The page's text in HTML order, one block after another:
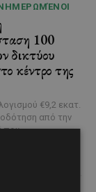
100
δικτύου
κέντρο της
€9,2 εκατ.
από την